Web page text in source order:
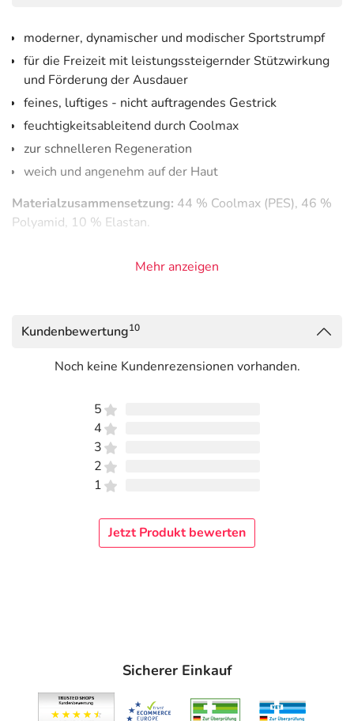
moderner, dynamischer und modischer Sportstrumpf
für die Freizeit mit leistungssteigernder Stützwirkung
und Förderung der Ausdauer
feines, luftiges - nicht auftragendes Gestrick
feuchtigkeitsableitend durch Coolmax
zur schnelleren Regeneration
weich und angenehm auf der Haut
Materialzusammensetzung: 44 % Coolmax (PES), 46 %
Polyamid, 10 % Elastan.
Schuhgrößen
35-38
39-42
43-45
46-48
: Für eine schonende Reinigung aller Compressana-
Strumpfartikel gibt es das Spezialwaschmittel.
Compressana GmbH
93073 Neutraubling
Mehr anzeigen
Kundenbewertung10
Noch keine Kundenrezensionen vorhanden.
5
4
3
2
1
Jetzt Produkt bewerten
Sicherer Einkauf